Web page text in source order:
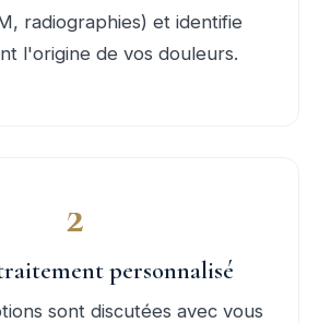
radiographies) et identifie
l'origine de vos douleurs.
2
personnalisé
sont discutées avec vous